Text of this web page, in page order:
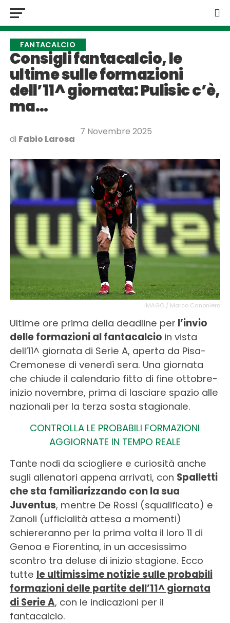
FANTACALCIO
Consigli fantacalcio, le
ultime sulle formazioni
dell’11^ giornata: Pulisic c’è,
ma…
di Fabio Larosa
7 Novembre 2025
IMAGO / Marco Canoniero
Ultime ore prima della deadline per l’invio
delle formazioni al fantacalcio in vista
dell’11^ giornata di Serie A, aperta da Pisa-
Cremonese di venerdì sera. Una giornata
che chiude il calendario fitto di fine ottobre-
inizio novembre, prima di lasciare spazio alle
nazionali per la terza sosta stagionale.
CONTROLLA LE PROBABILI FORMAZIONI
AGGIORNATE IN TEMPO REALE
Tante nodi da sciogliere e curiosità anche
sugli allenatori appena arrivati, con Spalletti
che sta familiarizzando con la sua
Juventus, mentre De Rossi (squalificato) e
Zanoli (ufficialità attesa a momenti)
schiereranno per la prima volta il loro 11 di
Genoa e Fiorentina, in un accesissimo
scontro tra deluse di inizio stagione. Ecco
tutte le ultimissime notizie sulle probabili
formazioni delle partite dell’11^ giornata
di Serie A, con le indicazioni per il
fantacalcio.